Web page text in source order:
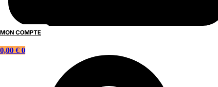
MON COMPTE
0,00 € 0